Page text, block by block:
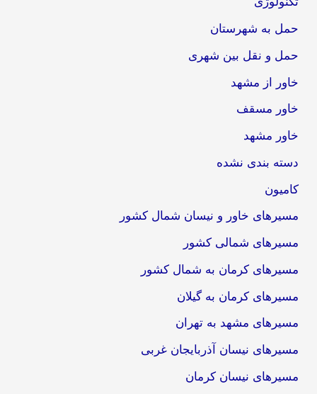
حمل به شهرستان
حمل و نقل بین شهری
خاور از مشهد
خاور مسقف
خاور مشهد
دسته بندی نشده
کامیون
مسیرهای خاور و نیسان شمال کشور
مسیرهای شمالی کشور
مسیرهای کرمان به شمال کشور
مسیرهای کرمان به گیلان
مسیرهای مشهد به تهران
مسیرهای نیسان آذربایجان غربی
مسیرهای نیسان کرمان